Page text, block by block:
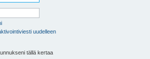
uudelleen
tällä kertaa